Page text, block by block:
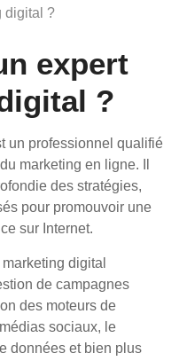
digital ?
expert
?
un professionnel qualifié
marketing en ligne. Il
des stratégies,
pour promouvoir une
sur Internet.
digital
de campagnes
des moteurs de
sociaux, le
données et bien plus